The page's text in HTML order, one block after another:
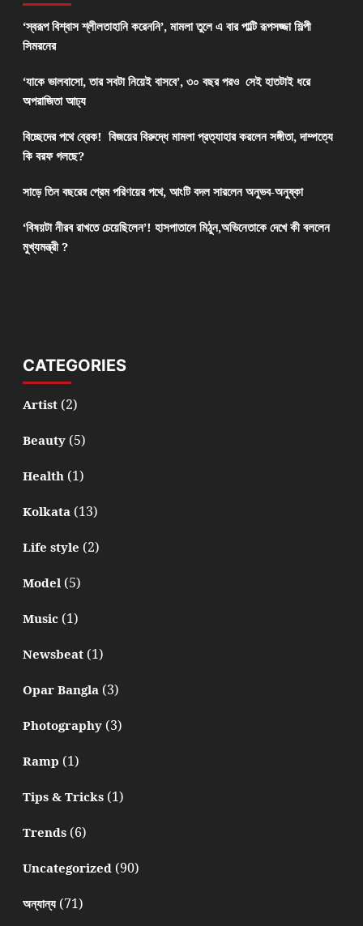
‘স্বরূপ বিশ্বাস শ্লীলতাহানি করেননি’, মামলা তুলে এ বার পাল্টি রূপসজ্জা শিল্পী
সিমরনের
‘যাকে ভালবাসো, তার সবটা নিয়েই বাসবে’, ৩০ বছর পরও সেই হাতটাই ধরে
অপরাজিতা আঢ্য
বিচ্ছেদের পথে ব্রেক! বিজয়ের বিরুদ্ধে মামলা প্রত্যাহার করলেন সঙ্গীতা, দাম্পত্যে
কি বরফ গলছে?
সাড়ে তিন বছরের প্রেম পরিণয়ের পথে, আংটি বদল সারলেন অনুভব-অনুষ্কা
‘বিষয়টা নীরব রাখতে চেয়েছিলেন’! হাসপাতালে মিঠুন,অভিনেতাকে দেখে কী বললেন
মুখ্যমন্ত্রী ?
CATEGORIES
Artist(2)
Beauty(5)
Health(1)
Kolkata(13)
Life style (2)
Model(5)
Music(1)
Newsbeat(1)
Opar Bangla(3)
Photography(3)
Ramp (1)
Tips & Tricks(1)
Trends(6)
Uncategorized(90)
অন্যান্য(71)